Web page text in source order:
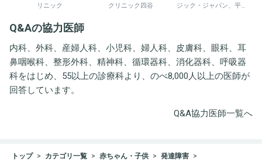
リニック
クリニック四谷
ジック・ジャパン、平野
Q&Aの協力医師
内科、外科、産婦人科、小児科、婦人科、皮膚科、眼科、耳
鼻咽喉科、整形外科、精神科、循環器科、消化器科、呼吸器
科をはじめ、55以上の診療科より、のべ8,000人以上の医師が
回答しています。
Q&A協力医師一覧へ
トップ カテゴリ一覧 赤ちゃん・子供 発達障害